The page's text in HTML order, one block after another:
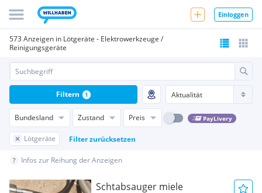
Einloggen
573 Anzeigen in Lötgeräte - Elektrowerkzeuge /
Reinigungsgeräte
Bundesland Zustand Preis PayLivery
Lötgeräte Filter zurücksetzen
Filtern 1
Infos zur Reihung der Anzeigen
Schtabsauger miele